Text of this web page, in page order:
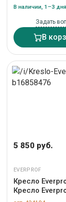
В наличии, 1–3 дня
Задать
В
5 850 руб.
EVERPROF
Кресло
Кресло
(Самба) CF